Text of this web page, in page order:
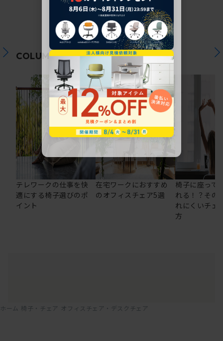
COLUMN関連コラム
テレワークの仕事を快
適にする椅子選びのポ
イント
在宅ワークにおすすめ
のオフィスチェア5選
椅子に座って
れる！？その
れにくいチェ
方
ホーム 椅子・チェア オフィスチェア・デスクチェア